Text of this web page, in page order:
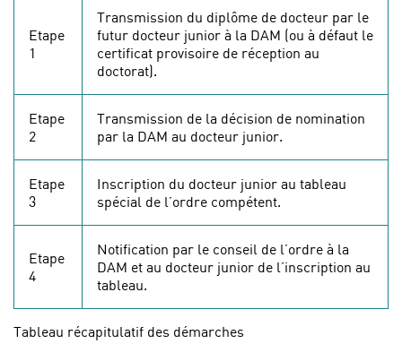
Etape
1
Transmission du diplôme de docteur par le
futur docteur junior à la DAM (ou à défaut le
certificat provisoire de réception au
doctorat).
Etape
2
Transmission de la décision de nomination
par la DAM au docteur junior.
Etape
3
Inscription du docteur junior au tableau
spécial de l’ordre compétent.
Etape
4
Notification par le conseil de l’ordre à la
DAM et au docteur junior de l’inscription au
tableau.
Tableau récapitulatif des démarches